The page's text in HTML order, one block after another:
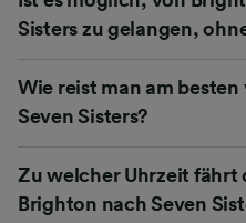
Sisters zu gelangen,
Wie reist man am
Seven Sisters?
Zu welcher Uhrzeit fährt
Brighton nach Seven